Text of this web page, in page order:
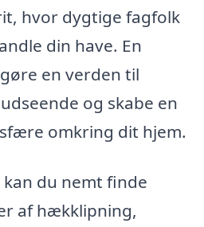
hvor dygtige fagfolk
din have. En
en verden til
og skabe en
omkring dit hjem.
du nemt finde
af hækklipning,